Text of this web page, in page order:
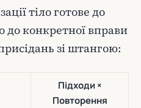
тіло готове до
до конкретної вправи
зі штангою:
Підходи ×
Повторення